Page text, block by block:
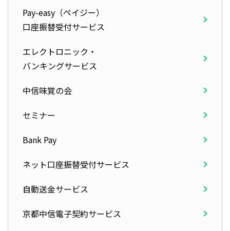
Pay-easy（ペイジー）
口座振替受付サービス
エレクトロニック・
バンキングサービス
中信味覚の会
セミナー
Bank Pay
ネット口座振替受付サービス
自動送金サービス
京都中信電子契約サービス